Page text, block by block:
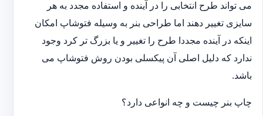
می تواند طرح انتخابی را در آینده و استفاده مجدد به هر
سایزی تغییر دهند اما طراحی بنر به وسیله فتوشاپ امکان
اینکه در آینده مجددا طرح را تغییر و یا بزرگ تر کرد وجود
ندارد که دلیل اصلی آن پیکسلی بودن روش فتوشاپ می
باشد.
چاپ بنر چیست و چه انواعی دارد؟